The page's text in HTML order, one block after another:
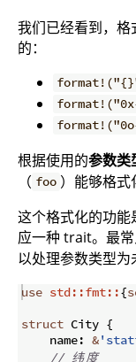
我们已经看到，
的：
根据使用的参数类
（ foo ）能够格式
这个格式化的功
应一种 trait。最
以处理参数类型
use std::fmt::{
struct City {
    name
: &
// 纬度